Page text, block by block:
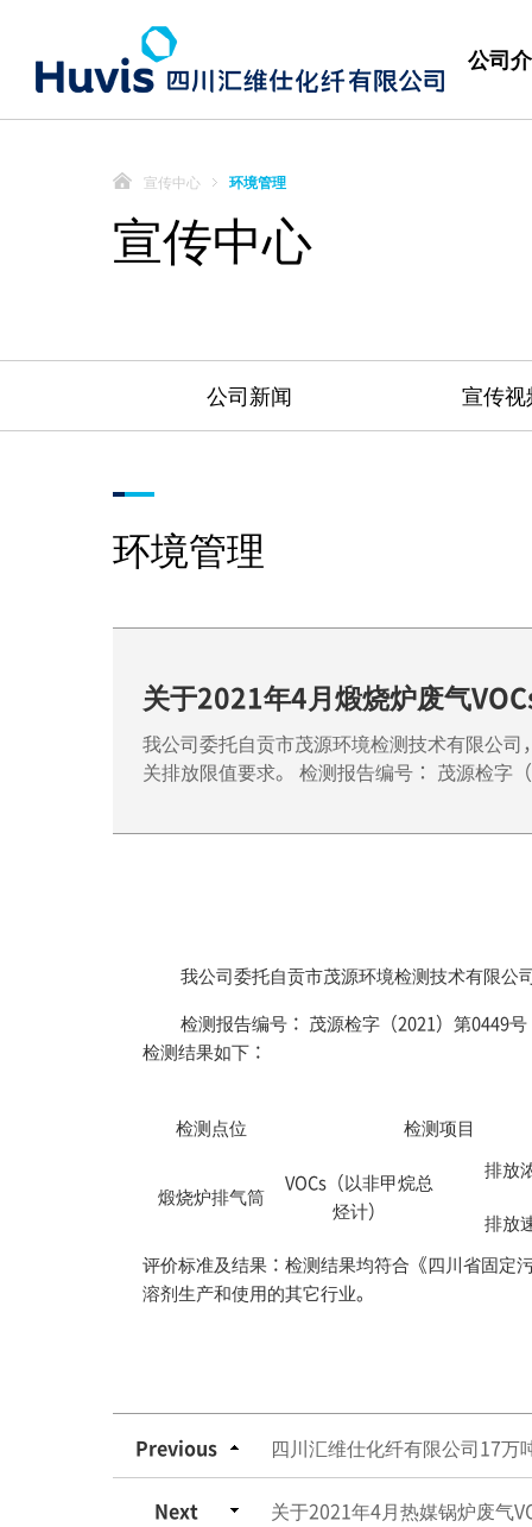
公司
宣传中心 环境管理
宣传中心
公司新闻 宣传视
环境管理
关于2021年4月煅烧炉废气
我公司委托自贡市茂源环境检测技术有限公
关排放限值要求。 检测报告编号： 茂源检字
我公司委托自贡市茂源环境检测技术有限公
检测报告编号： 茂源检字（2021）第0449号
检测结果如下：
检测点位 检测项目
煅烧炉排气筒
VOCs（以非甲烷总
烃计）
排放
排放
评价标准及结果：检测结果均符合《四川省固定
溶剂生产和使用的其它行业。
Previous 四川汇维仕化纤有限公司17
Next 关于2021年4月热媒锅炉废气